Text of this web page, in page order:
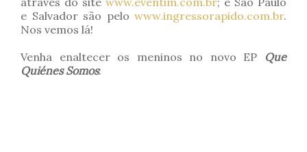
e Salvador são pelo www.ingressorapido.com.br.
Nos vemos lá!
Venha enaltecer os meninos no novo EP
Que
Quiénes Somos: